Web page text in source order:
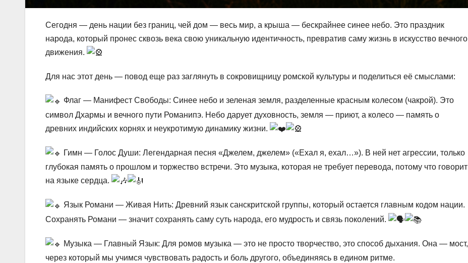
Сегодня — день нации без границ, чей дом — весь мир, а крыша — бескрайнее синее небо. Это праздник
народа, который пронес сквозь века свою уникальную идентичность, превратив саму жизнь в искусство вечного
движения.
Для нас этот день — повод еще раз заглянуть в сокровищницу ромской культуры и поделиться её смыслами:
Флаг — Манифест Свободы: Синее небо и зеленая земля, разделенные красным колесом (чакрой). Это
символ Дхармы и вечного пути Романипэ. Небо дарует духовность, земля — приют, а колесо — память о
древних индийских корнях и неукротимую динамику жизни.
Гимн — Голос Души: Легендарная песня «Джелем, джелем» («Ехал я, ехал…»). В ней нет агрессии, только
глубокая память о прошлом и торжество встречи. Это музыка, которая не требует перевода, потому что говорит
на языке сердца.
Язык Романи — Живая Нить: Древний язык санскритской группы, который остается главным кодом нации.
Сохранять Романи — значит сохранять саму суть народа, его мудрость и связь поколений.
Музыка — Главный Язык: Для ромов музыка — это не просто творчество, это способ дыхания. Она — мост,
через который мы учимся чувствовать радость и боль другого, объединяясь в едином ритме.